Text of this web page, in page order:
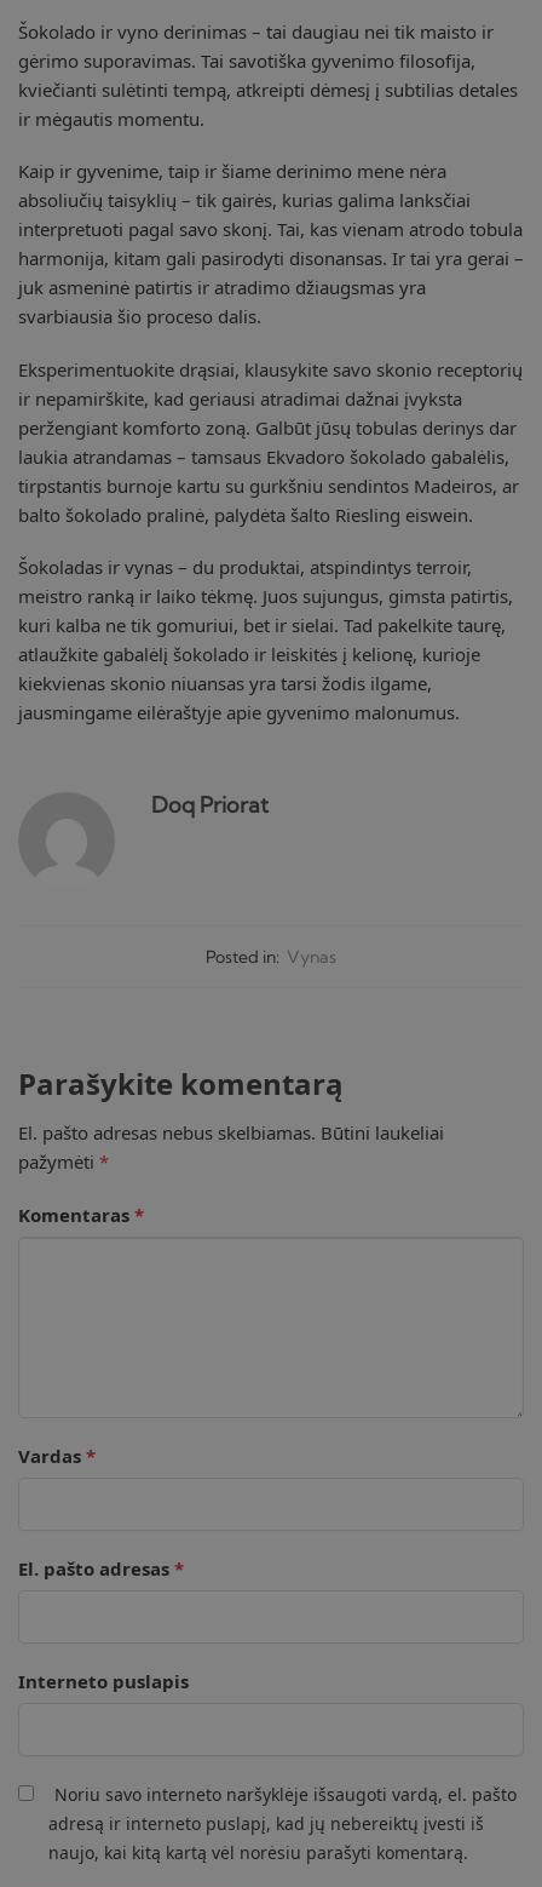
Šokolado ir vyno derinimas – tai daugiau nei tik maisto ir
gėrimo suporavimas. Tai savotiška gyvenimo filosofija,
kviečianti sulėtinti tempą, atkreipti dėmesį į subtilias detales
ir mėgautis momentu.
Kaip ir gyvenime, taip ir šiame derinimo mene nėra
absoliučių taisyklių – tik gairės, kurias galima lanksčiai
interpretuoti pagal savo skonį. Tai, kas vienam atrodo tobula
harmonija, kitam gali pasirodyti disonansas. Ir tai yra gerai –
juk asmeninė patirtis ir atradimo džiaugsmas yra
svarbiausia šio proceso dalis.
Eksperimentuokite drąsiai, klausykite savo skonio receptorių
ir nepamirškite, kad geriausi atradimai dažnai įvyksta
peržengiant komforto zoną. Galbūt jūsų tobulas derinys dar
laukia atrandamas – tamsaus Ekvadoro šokolado gabalėlis,
tirpstantis burnoje kartu su gurkšniu sendintos Madeiros, ar
balto šokolado pralinė, palydėta šalto Riesling eiswein.
Šokoladas ir vynas – du produktai, atspindintys terroir,
meistro ranką ir laiko tėkmę. Juos sujungus, gimsta patirtis,
kuri kalba ne tik gomuriui, bet ir sielai. Tad pakelkite taurę,
atlaužkite gabalėlį šokolado ir leiskitės į kelionę, kurioje
kiekvienas skonio niuansas yra tarsi žodis ilgame,
jausmingame eilėraštyje apie gyvenimo malonumus.
Doq Priorat
Posted in: Vynas
Parašykite komentarą
El. pašto adresas nebus skelbiamas. Būtini laukeliai
pažymėti *
Komentaras *
Vardas *
El. pašto adresas *
Interneto puslapis
Noriu savo interneto naršyklėje išsaugoti vardą, el. pašto
adresą ir interneto puslapį, kad jų nebereiktų įvesti iš
naujo, kai kitą kartą vėl norėsiu parašyti komentarą.